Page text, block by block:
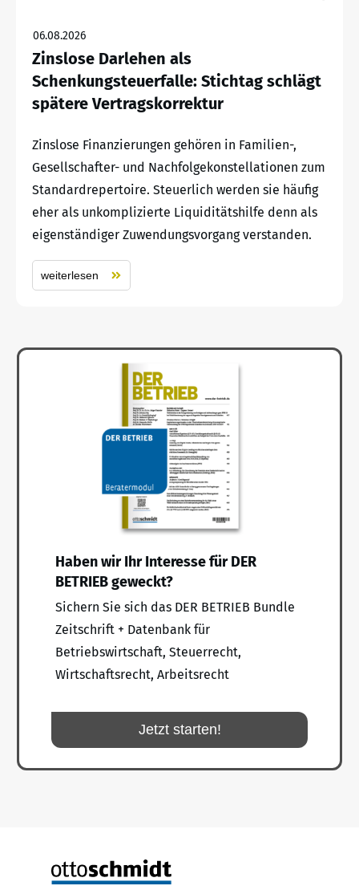
06.08.2026
Zinslose Darlehen als
Schenkungsteuerfalle: Stichtag schlägt
spätere Vertragskorrektur
Zinslose Finanzierungen gehören in Familien-,
Gesellschafter- und Nachfolgekonstellationen zum
Standardrepertoire. Steuerlich werden sie häufig
eher als unkomplizierte Liquiditätshilfe denn als
eigenständiger Zuwendungsvorgang verstanden.
weiterlesen
Haben wir Ihr Interesse für DER
BETRIEB geweckt?
Sichern Sie sich das DER BETRIEB Bundle
Zeitschrift + Datenbank für
Betriebswirtschaft, Steuerrecht,
Wirtschaftsrecht, Arbeitsrecht
Jetzt starten!